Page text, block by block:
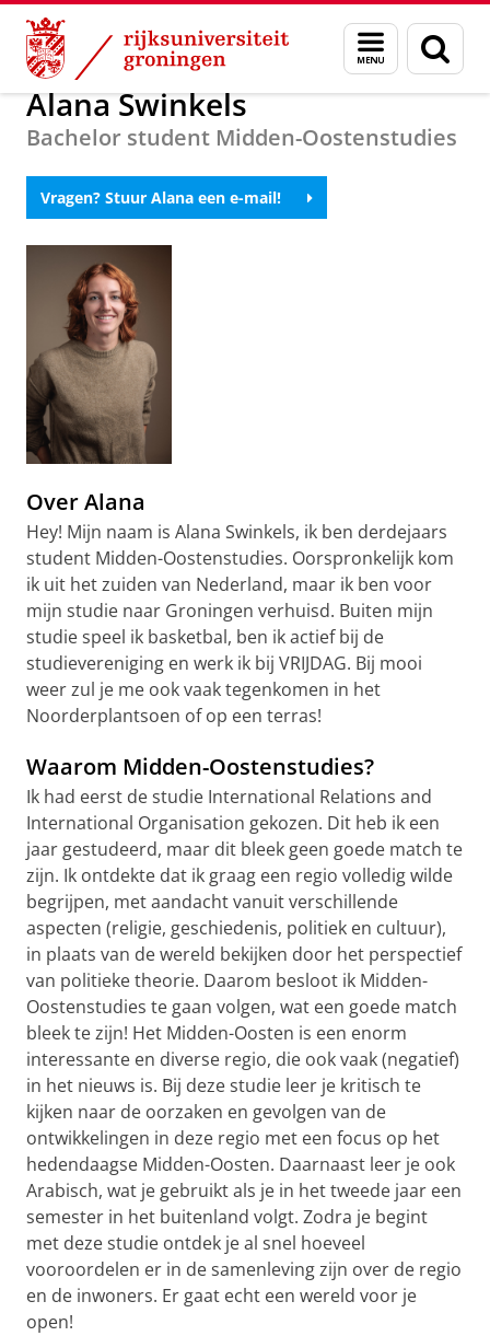
Skip
Content
Skip
Navigation
Menu
en
zoeken
Over ons Voorlichting
Alana Swinkels
Bachelor student Midden-Oostenstudies
Vragen? Stuur Alana een e-mail!
Over Alana
Hey! Mijn naam is Alana Swinkels, ik ben derdejaars
student Midden-Oostenstudies. Oorspronkelijk kom
ik uit het zuiden van Nederland, maar ik ben voor
mijn studie naar Groningen verhuisd. Buiten mijn
studie speel ik basketbal, ben ik actief bij de
studievereniging en werk ik bij VRIJDAG. Bij mooi
weer zul je me ook vaak tegenkomen in het
Noorderplantsoen of op een terras!
Waarom Midden-Oostenstudies?
Ik had eerst de studie International Relations and
International Organisation gekozen. Dit heb ik een
jaar gestudeerd, maar dit bleek geen goede match te
zijn. Ik ontdekte dat ik graag een regio volledig wilde
begrijpen, met aandacht vanuit verschillende
aspecten (religie, geschiedenis, politiek en cultuur),
in plaats van de wereld bekijken door het perspectief
van politieke theorie. Daarom besloot ik Midden-
Oostenstudies te gaan volgen, wat een goede match
bleek te zijn! Het Midden-Oosten is een enorm
interessante en diverse regio, die ook vaak (negatief)
in het nieuws is. Bij deze studie leer je kritisch te
kijken naar de oorzaken en gevolgen van de
ontwikkelingen in deze regio met een focus op het
hedendaagse Midden-Oosten. Daarnaast leer je ook
Arabisch, wat je gebruikt als je in het tweede jaar een
semester in het buitenland volgt. Zodra je begint
met deze studie ontdek je al snel hoeveel
vooroordelen er in de samenleving zijn over de regio
en de inwoners. Er gaat echt een wereld voor je
open!